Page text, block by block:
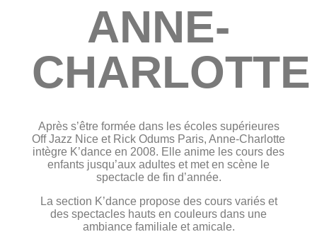
ANNE-
CHARLOTTE
Après s’être formée dans les écoles supérieures
Off Jazz Nice et Rick Odums Paris, Anne-Charlotte
intègre K’dance en 2008. Elle anime les cours des
enfants jusqu’aux adultes et met en scène le
spectacle de fin d’année.
La section K’dance propose des cours variés et
des spectacles hauts en couleurs dans une
ambiance familiale et amicale.